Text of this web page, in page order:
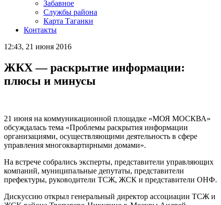
Забавное
Службы района
Карта Таганки
Контакты
12:43, 21 июня 2016
ЖКХ — раскрытие информации:
плюсы и минусы
21 июня на коммуникационной площадке «МОЯ МОСКВА»
обсуждалась тема «Проблемы раскрытия информации
организациями, осуществляющими деятельность в сфере
управления многоквартирными домами».
На встрече собрались эксперты, представители управляющих
компаний, муниципальные депутаты, представители
префектуры, руководители ТСЖ, ЖСК и представители ОНФ.
Дискуссию открыл генеральный директор ассоциации ТСЖ и